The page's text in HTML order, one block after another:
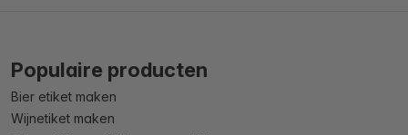
Populaire producten
Bier etiket maken
Wijnetiket maken